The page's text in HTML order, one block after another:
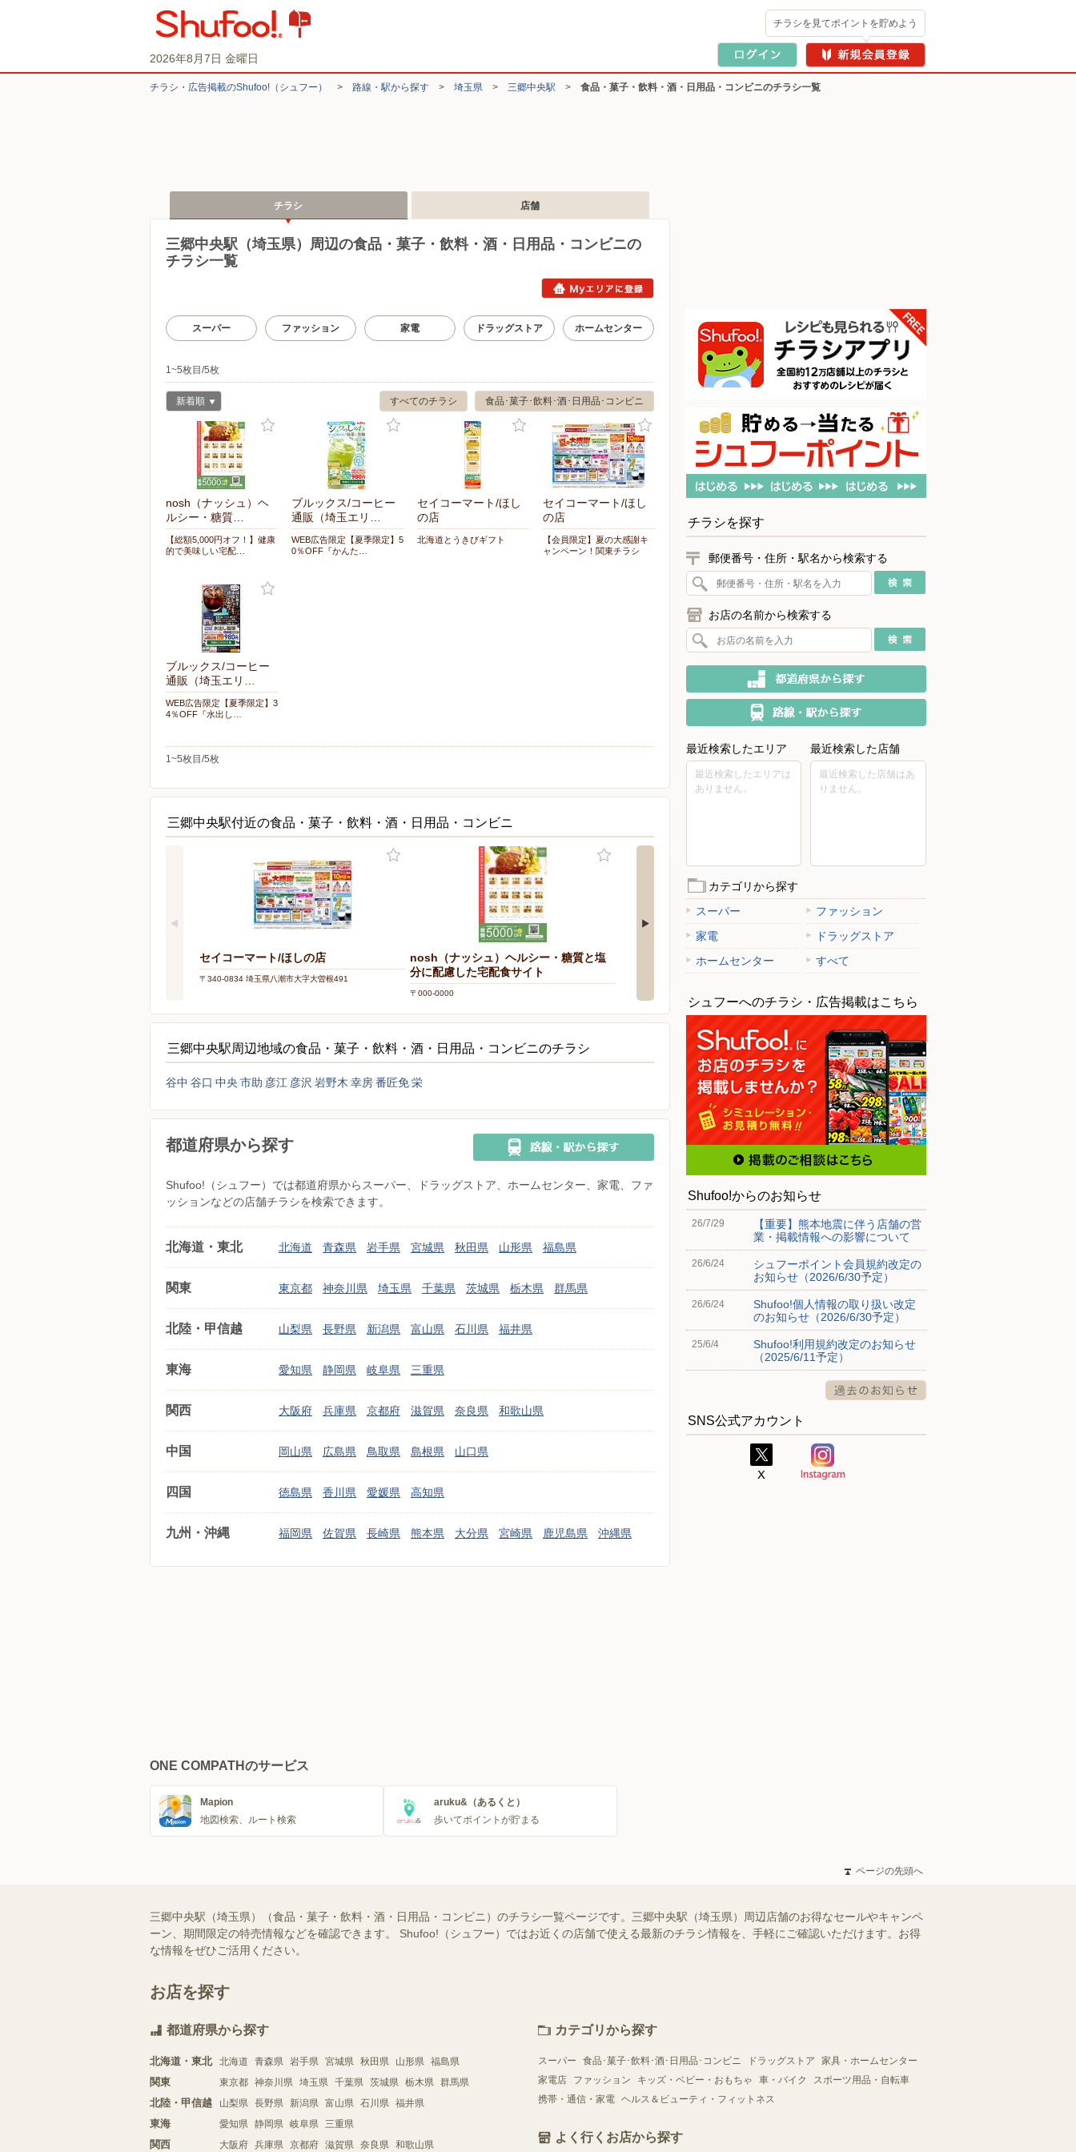
2026年8月7日 金曜日
チラシを見てポイントを貯めよう
チラシ・​広告掲載の​Shufoo!​（シュフー） > 路線・駅から探す > 埼玉県 > 三郷中央駅 > 食品・菓子・飲料・酒・日用品・コンビニのチラシ一覧
チラシ 店舗
三郷中央駅（埼玉県）周辺の食品・菓子・飲料・酒・日用品・コンビニの
チラシ一覧
スーパー ファッション 家電 ドラッグストア ホームセンター
1~5枚目/5枚
食品･菓子･飲料･酒･日用品･コンビニ
すべてのチラシ
新着順
nosh（ナッシュ）ヘ
ルシー・糖質…
【総額5,000円オフ！】健康
的で美味しい宅配…
ブルックス/コーヒー
通販（埼玉エリ…
WEB広告限定【夏季限定】5
0％OFF『かんた…
セイコーマート/ほし
の店
北海道とうきびギフト
セイコーマート/ほし
の店
【会員限定】夏の大感謝キ
ャンペーン！関東チラシ
ブルックス/コーヒー
通販（埼玉エリ…
WEB広告限定【夏季限定】3
4％OFF『水出し…
1~5枚目/5枚
三郷中央駅付近の食品・菓子・飲料・酒・日用品・コンビニ
セイコーマート/ほしの店
〒340-0834 埼玉県八潮市大字大曽根491
nosh（ナッシュ）ヘルシー・糖質と塩
分に配慮した宅配食サイト
〒000-0000
ブルックス/コーヒー通販（埼玉エリア）
三郷中央駅周辺地域の食品・菓子・飲料・酒・日用品・コンビニのチラシ
谷中 谷口 中央 市助 彦江 彦沢 岩野木 幸房番匠免栄
都道府県から探す
Shufoo!（シュフー）では都道府県からスーパー、ドラッグストア、ホームセンター、家電、ファ
ッションなどの店舗チラシを検索できます。
北海道・東北 北海道 青森県 岩手県 宮城県 秋田県 山形県 福島県
関東 東京都 神奈川県 埼玉県 千葉県 茨城県 栃木県 群馬県
北陸・甲信越 山梨県 長野県 新潟県 富山県 石川県 福井県
東海 愛知県 静岡県 岐阜県 三重県
関西 大阪府 兵庫県 京都府 滋賀県 奈良県 和歌山県
中国 岡山県 広島県 鳥取県 島根県 山口県
四国 徳島県 香川県 愛媛県 高知県
九州・沖縄 福岡県 佐賀県 長崎県 熊本県 大分県 宮崎県 鹿児島県 沖縄県
チラシを探す
郵便番号・住所・駅名から検索する
お店の名前から検索する
最近検索したエリア
最近検索したエリアは
ありません。
最近検索した店舗
最近検索した店舗はあ
りません。
カテゴリから探す
スーパー
ファッション
家電
ドラッグストア
ホームセンター
すべて
シュフーへのチラシ・広告掲載はこちら
Shufoo!からのお知らせ
26/7/29
【重要】熊本地震に伴う店舗の営
業・掲載情報への影響について
26/6/24
シュフーポイント会員規約改定の
お知らせ（2026/6/30予定）
26/6/24
Shufoo!個人情報の取り扱い改定
のお知らせ（2026/6/30予定）
25/6/4
Shufoo!利用規約改定のお知らせ
（2025/6/11予定）
SNS公式アカウント
ONE COMPATHのサービス
Mapion
地図検索、ルート検索
aruku&（あるくと）
歩いてポイントが貯まる
ページの先頭へ
三郷中央駅（埼玉県）（食品・菓子・飲料・酒・日用品・コンビニ）のチラシ一覧ページです。三郷中央駅（埼玉県）周辺店舗のお得なセールやキャンペ
ーン、期間限定の特売情報などを確認できます。 Shufoo!（シュフー）ではお近くの店舗で使える最新のチラシ情報を、手軽にご確認いただけます。お得
な情報をぜひご活用ください。
お店を探す
都道府県から探す
北海道・東北 北海道 青森県 岩手県 宮城県 秋田県 山形県 福島県
関東 東京都 神奈川県 埼玉県 千葉県 茨城県 栃木県 群馬県
北陸・甲信越 山梨県 長野県 新潟県 富山県 石川県 福井県
東海 愛知県 静岡県 岐阜県 三重県
関西 大阪府 兵庫県 京都府 滋賀県 奈良県 和歌山県
カテゴリから探す
スーパー 食品･菓子･飲料･酒･日用品･コンビニ ドラッグストア
家具・ホームセンター
家電店
ファッション キッズ・ベビー・おもちゃ 車・バイク
スポーツ用品・自転車
携帯・通信・家電 ヘルス＆ビューティ・フィットネス
よく行くお店から探す